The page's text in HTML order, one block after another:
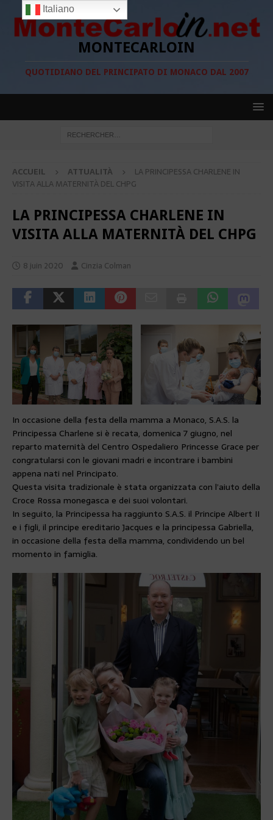
MONTECARLOIN
QUOTIDIANO DEL PRINCIPATO DI MONACO DAL 2007
ACCUEIL ATTUALITÀ
LA PRINCIPESSA CHARLENE IN
VISITA ALLA MATERNITÀ DEL CHPG
LA PRINCIPESSA CHARLENE IN
VISITA ALLA MATERNITÀ DEL CHPG
8 juin 2020 Cinzia Colman
In occasione della festa della mamma a Monaco, S.A.S. la
Principessa Charlene si è recata, domenica 7 giugno, nel
reparto maternità del Centro Ospedaliero Princesse Grace per
congratularsi con le giovani madri e incontrare i bambini
appena nati nel Principato.
Questa visita tradizionale è stata organizzata con l’aiuto della
Croce Rossa monegasca e dei suoi volontari.
In seguito, la Principessa ha raggiunto S.A.S. il Principe Albert II
e i figli, il principe ereditario Jacques e la principessa Gabriella,
in occasione della festa della mamma, condividendo un bel
momento in famiglia.
Italiano